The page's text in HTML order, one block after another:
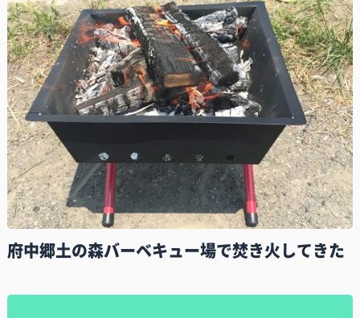
府中郷土の森バーベキュー場で焚き火してきた